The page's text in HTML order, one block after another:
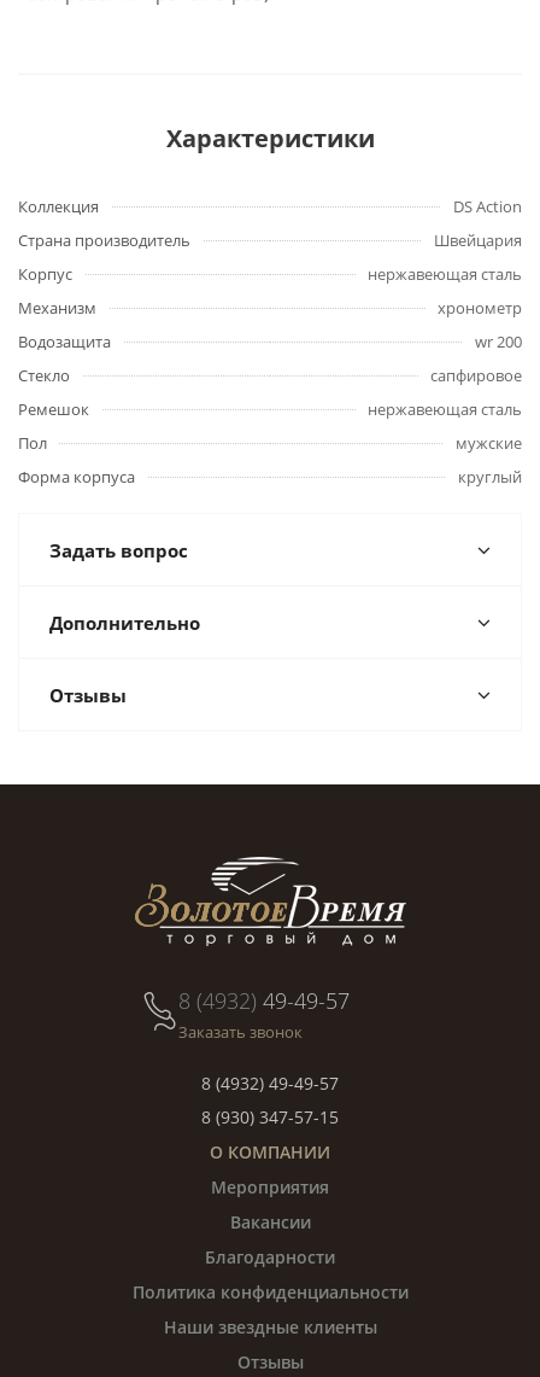
Характеристики
Коллекция
DS Action
Страна производитель
Швейцария
Корпус
нержавеющая сталь
Механизм
хронометр
Водозащита
wr 200
Стекло
сапфировое
Ремешок
нержавеющая сталь
Пол
мужские
Форма корпуса
круглый
Задать вопрос
Дополнительно
Отзывы
8 (4932) 49-49-57
Заказать звонок
8 (4932) 49-49-57
8 (930) 347-57-15
О КОМПАНИИ
Мероприятия
Вакансии
Благодарности
Политика конфиденциальности
Наши звездные клиенты
Отзывы